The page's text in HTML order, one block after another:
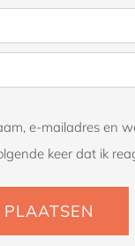
e-mailadres en
keer dat ik